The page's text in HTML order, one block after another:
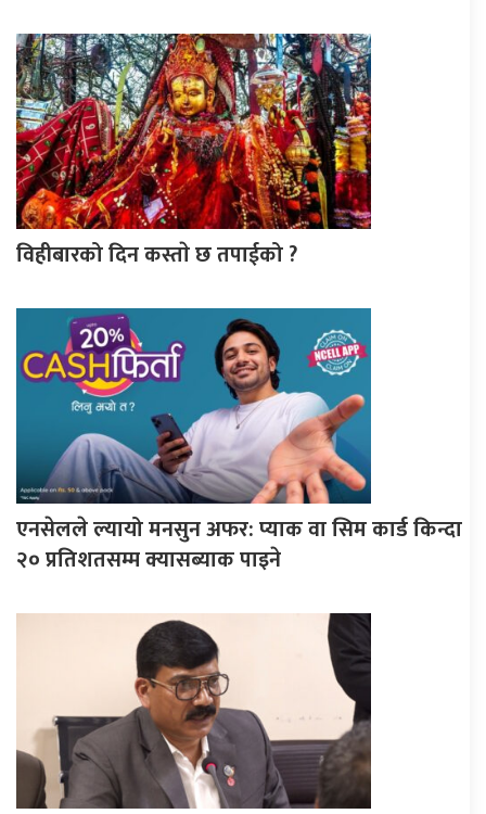
विहीबारको दिन कस्ताे छ तपाईको ?
एनसेलले ल्यायो मनसुन अफर: प्याक वा सिम कार्ड किन्दा
२० प्रतिशतसम्म क्यासब्याक पाइने